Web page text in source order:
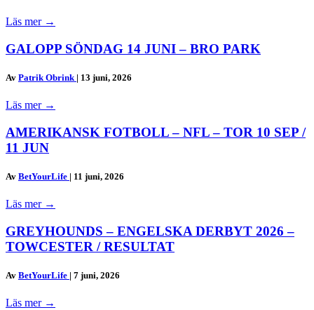
Läs mer →
GALOPP SÖNDAG 14 JUNI – BRO PARK
Av Patrik Obrink | 13 juni, 2026
Läs mer →
AMERIKANSK FOTBOLL – NFL – TOR 10 SEP /
11 JUN
Av BetYourLife | 11 juni, 2026
Läs mer →
GREYHOUNDS – ENGELSKA DERBYT 2026 –
TOWCESTER / RESULTAT
Av BetYourLife | 7 juni, 2026
Läs mer →